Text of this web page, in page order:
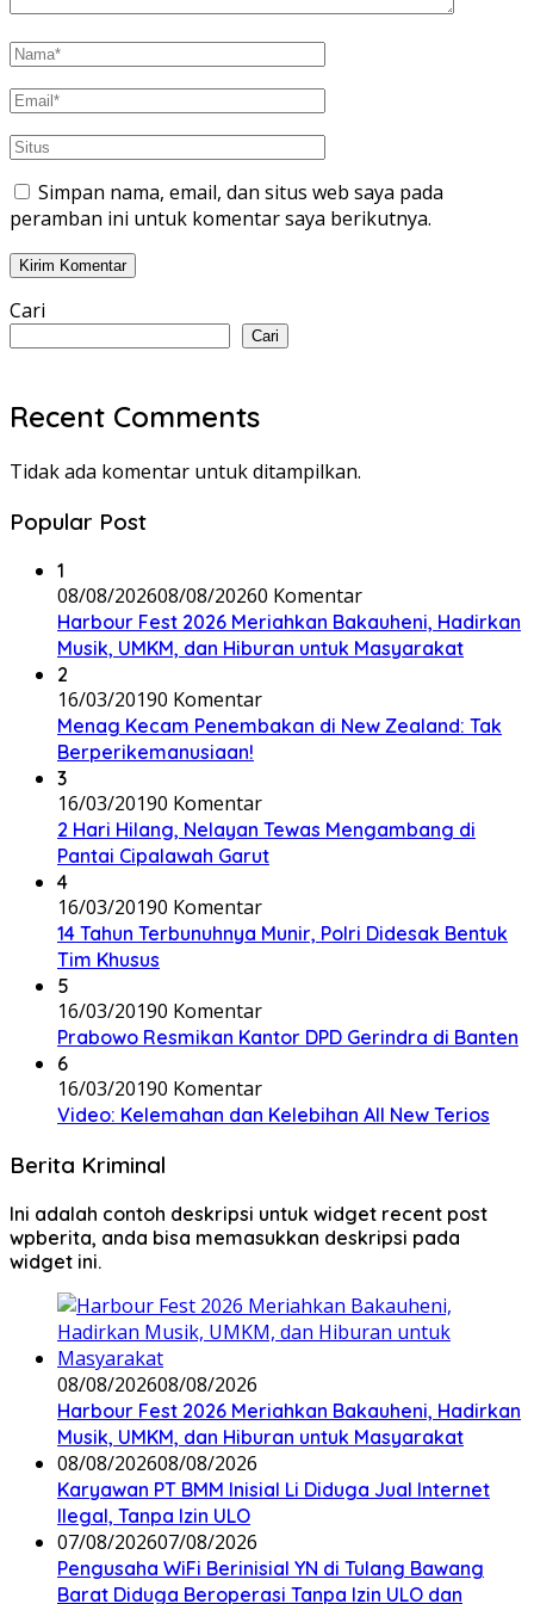
Simpan nama, email, dan situs web saya pada
peramban ini untuk komentar saya berikutnya.
Cari
Cari
Recent Comments
Tidak ada komentar untuk ditampilkan.
Popular Post
1
08/08/202608/08/20260 Komentar
Harbour Fest 2026 Meriahkan Bakauheni, Hadirkan
Musik, UMKM, dan Hiburan untuk Masyarakat
2
16/03/20190 Komentar
Menag Kecam Penembakan di New Zealand: Tak
Berperikemanusiaan!
3
16/03/20190 Komentar
2 Hari Hilang, Nelayan Tewas Mengambang di
Pantai Cipalawah Garut
4
16/03/20190 Komentar
14 Tahun Terbunuhnya Munir, Polri Didesak Bentuk
Tim Khusus
5
16/03/20190 Komentar
Prabowo Resmikan Kantor DPD Gerindra di Banten
6
16/03/20190 Komentar
Video: Kelemahan dan Kelebihan All New Terios
Berita Kriminal
Ini adalah contoh deskripsi untuk widget recent post
wpberita, anda bisa memasukkan deskripsi pada
widget ini.
08/08/202608/08/2026
Harbour Fest 2026 Meriahkan Bakauheni, Hadirkan
Musik, UMKM, dan Hiburan untuk Masyarakat
08/08/202608/08/2026
Karyawan PT BMM Inisial Li Diduga Jual Internet
Ilegal, Tanpa Izin ULO
07/08/202607/08/2026
Pengusaha WiFi Berinisial YN di Tulang Bawang
Barat Diduga Beroperasi Tanpa Izin ULO dan